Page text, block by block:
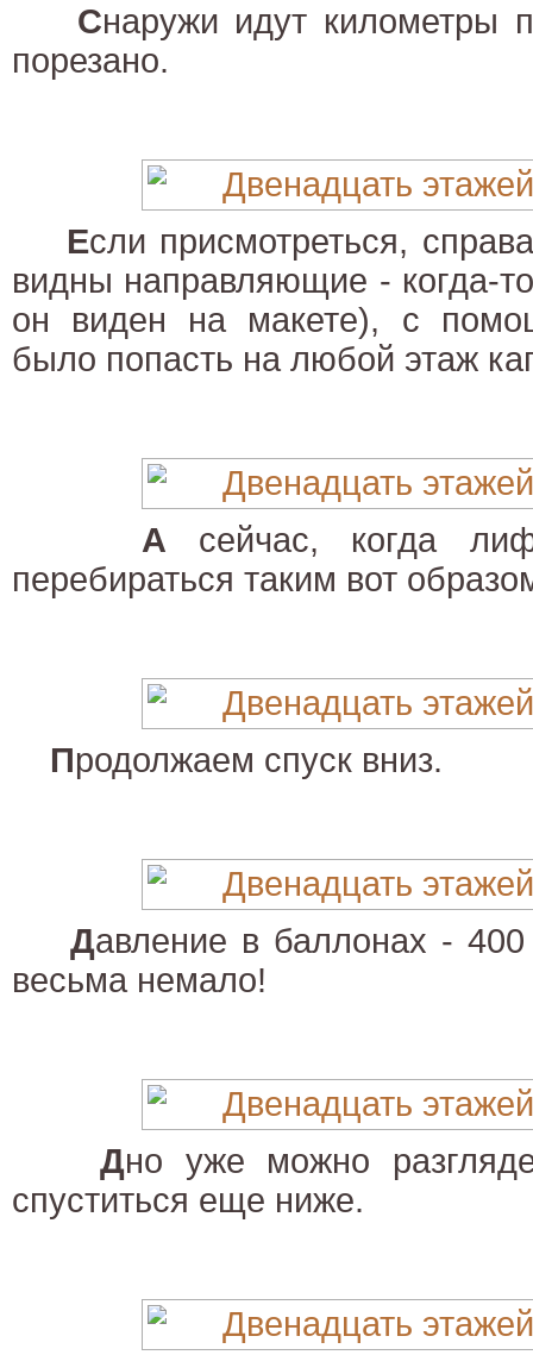
Снаружи идут километры
порезано.
Если присмотреться,
видны направляющие - когда-
он виден на макете), с
было попасть на любой этаж
А сейчас, когда
перебираться таким вот
Продолжаем спуск вниз.
Давление в баллонах -
весьма немало!
Дно уже можно
спуститься еще ниже.